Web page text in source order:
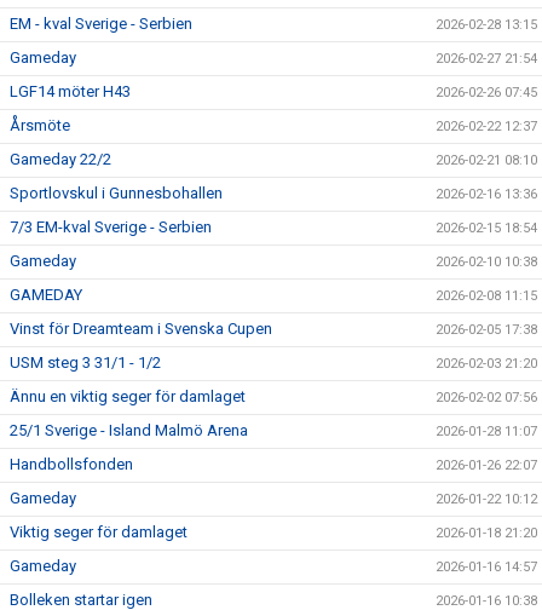
EM - kval Sverige - Serbien 2026-02-28 13:15
Gameday 2026-02-27 21:54
LGF14 möter H43 2026-02-26 07:45
Årsmöte 2026-02-22 12:37
Gameday 22/2 2026-02-21 08:10
Sportlovskul i Gunnesbohallen 2026-02-16 13:36
7/3 EM-kval Sverige - Serbien 2026-02-15 18:54
Gameday 2026-02-10 10:38
GAMEDAY 2026-02-08 11:15
Vinst för Dreamteam i Svenska Cupen 2026-02-05 17:38
USM steg 3 31/1 - 1/2 2026-02-03 21:20
Ännu en viktig seger för damlaget 2026-02-02 07:56
25/1 Sverige - Island Malmö Arena 2026-01-28 11:07
Handbollsfonden 2026-01-26 22:07
Gameday 2026-01-22 10:12
Viktig seger för damlaget 2026-01-18 21:20
Gameday 2026-01-16 14:57
Bolleken startar igen 2026-01-16 10:38